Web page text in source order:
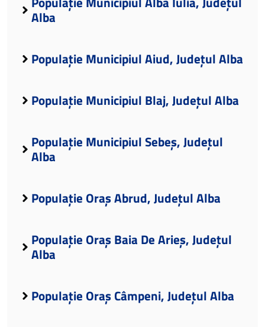
Alba
Populație Municipiul Aiud, Județul Alba
Populație Municipiul Blaj, Județul Alba
Populație Municipiul Sebeș, Județul
Alba
Populație Oraș Abrud, Județul Alba
Populație Oraș Baia De Arieș, Județul
Alba
Populație Oraș Câmpeni, Județul Alba